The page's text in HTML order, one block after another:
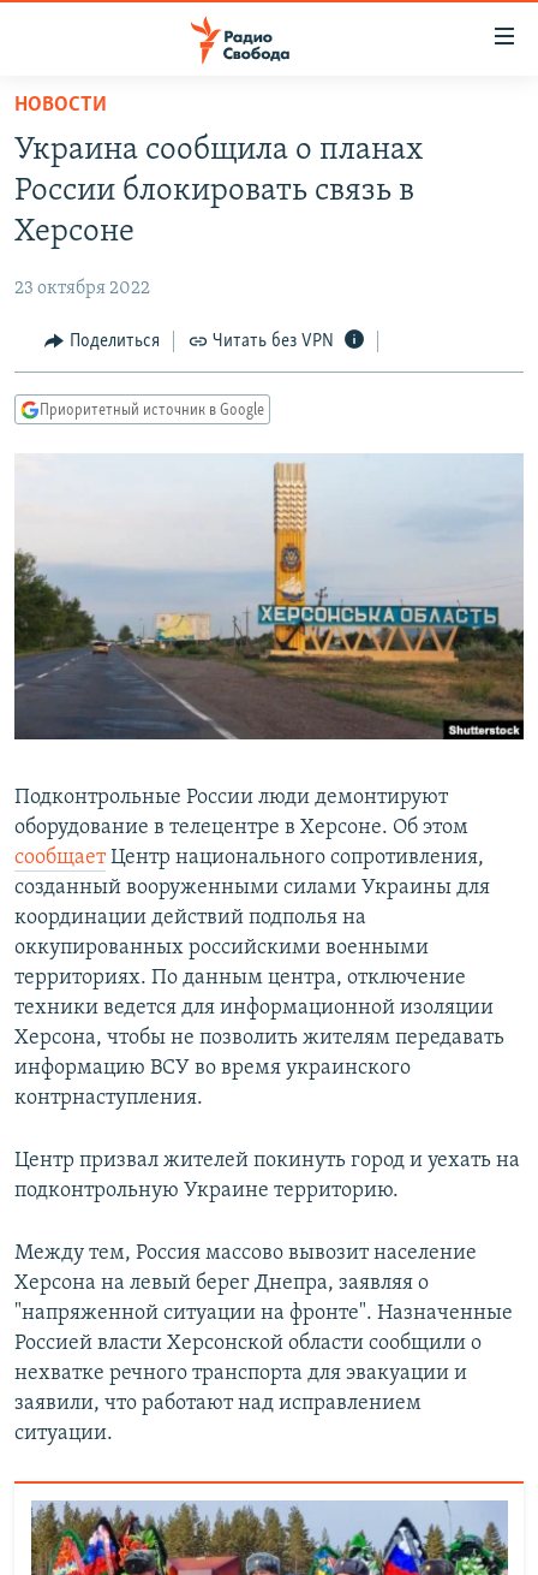
упрощенного
доступа
Вернуться
основному
Вернутся
Вернутся
ПОДКАСТЫ
АВТОРСКИЕ ПРОЕКТЫ
МНЕНИЯ
КУЛЬТУРА
КАВКАЗ.РЕАЛИИ
РАСПИСАНИЕ ВЕЩАНИЯ
ПОДПИШИТЕСЬ НА РАССЫЛКУ
СОЦИАЛЬНЫЕ СЕТИ
Все сайты РСЕ/РС
НОВОСТИ
Украина сообщила о планах
России блокировать связь в
Херсоне
23 октября 2022
Поделиться Читать без VPN
Приоритетный источник в Google
Подконтрольные России люди демонтируют
оборудование в телецентре в Херсоне. Об этом
сообщаетЦентр национального сопротивления,
созданный вооруженными силами Украины для
координации действий подполья на
оккупированных российскими военными
территориях. По данным центра, отключение
техники ведется для информационной изоляции
Херсона, чтобы не позволить жителям передавать
информацию ВСУ во время украинского
контрнаступления.
Центр призвал жителей покинуть город и уехать на
подконтрольную Украине территорию.
Между тем, Россия массово вывозит население
Херсона на левый берег Днепра, заявляя о
"напряженной ситуации на фронте". Назначенные
Россией власти Херсонской области сообщили о
нехватке речного транспорта для эвакуации и
заявили, что работают над исправлением
ситуации.